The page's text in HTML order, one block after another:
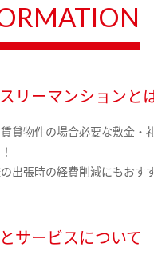
リーマンションと
貸物件の場合必要な敷金・
出張時の経費削減にもおす
サービスについて